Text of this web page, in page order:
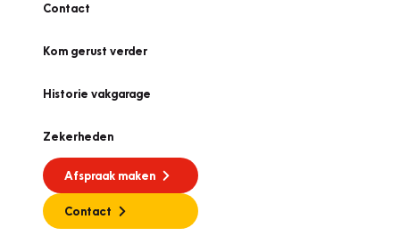
Contact
Kom gerust verder
Historie vakgarage
Zekerheden
Afspraak maken
Contact